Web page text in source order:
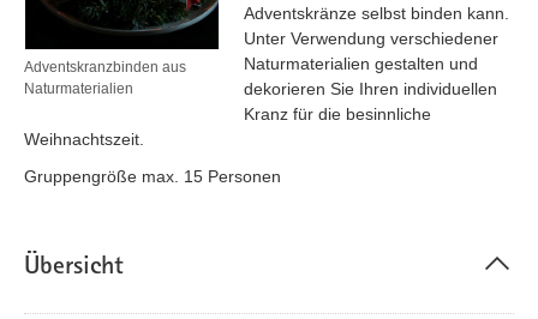
Adventskranzbinden aus
Naturmaterialien
Adventskränze selbst binden kann.
Unter Verwendung verschiedener
Naturmaterialien gestalten und
dekorieren Sie Ihren individuellen
Kranz für die besinnliche
Weihnachtszeit.
Gruppengröße max. 15 Personen
Übersicht